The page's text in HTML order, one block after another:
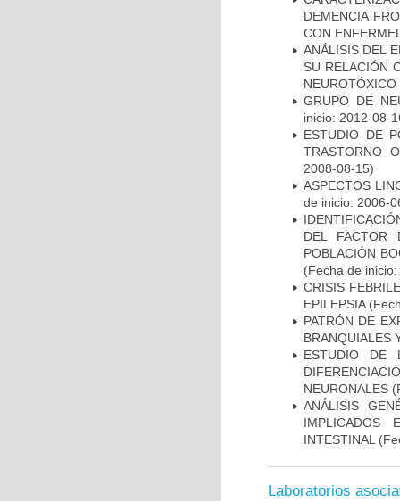
DEMENCIA
CON
ANÁLISIS DEL
SU RELACIÓN
NEUROTÓXICO
GRUPO DE
inicio: 2012-08-
ESTUDIO DE
TRASTORNO
2008-08-15)
ASPECTOS
de inicio: 2006-
DEL FACTOR
POBLACIÓN
(Fecha de
CRISIS
EPILEPSIA
PATRÓN DE
BRANQUIALES
ESTUDIO DE
NEURONALES
ANÁLISIS
IMPLICADOS
INTESTINAL
Laboratorios